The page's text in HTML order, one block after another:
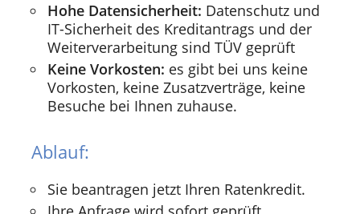
Hohe Datensicherheit: Datenschutz und
IT-Sicherheit des Kreditantrags und der
Weiterverarbeitung sind TÜV geprüft
Keine Vorkosten: es gibt bei uns keine
Vorkosten, keine Zusatzverträge, keine
Besuche bei Ihnen zuhause.
Ablauf:
Sie beantragen jetzt Ihren Ratenkredit.